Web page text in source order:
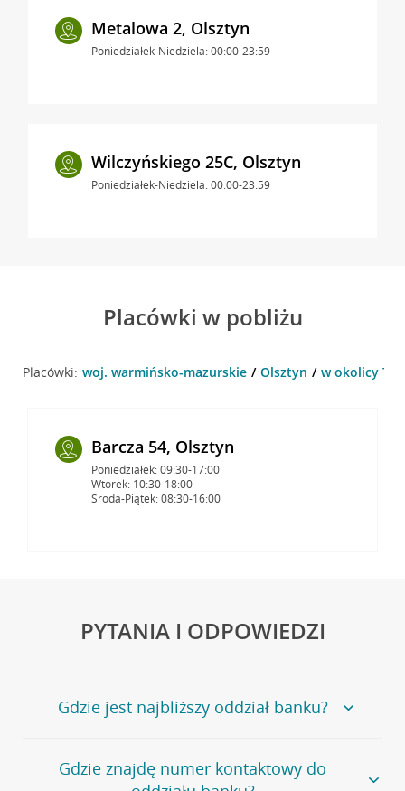
Metalowa 2, Olsztyn
Poniedziałek-Niedziela: 00:00-23:59
Wilczyńskiego 25C, Olsztyn
Poniedziałek-Niedziela: 00:00-23:59
Placówki w pobliżu
Placówki: woj. warmińsko-mazurskie Olsztyn w okolicy
Barcza 54, Olsztyn
Poniedziałek: 09:30-17:00
Wtorek: 10:30-18:00
Środa-Piątek: 08:30-16:00
PYTANIA I ODPOWIEDZI
Gdzie jest najbliższy oddział banku?
Jeśli szukasz oddziału naszego banku, zapraszamy na
stronęPlacówki i bankomaty, na której znajduje się
Gdzie znajdę numer kontaktowy do